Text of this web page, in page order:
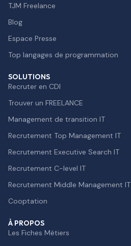
TJM Freelance
Blog
Espace Presse
Top langages de programmation
SOLUTIONS
Recruter en CDI
Trouver un FREELANCE
Management de transition IT
Recrutement Top Management IT
Recrutement Executive Search IT
Recrutement C-level IT
Recrutement Middle Management IT
Cooptation
À PROPOS
Les Fiches Métiers